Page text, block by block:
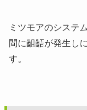
ミツモアのシステ
間に齟齬が発生し
す。